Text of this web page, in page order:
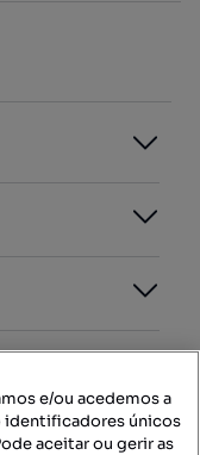
e/ou acedemos a
únicos
aceitar ou gerir as